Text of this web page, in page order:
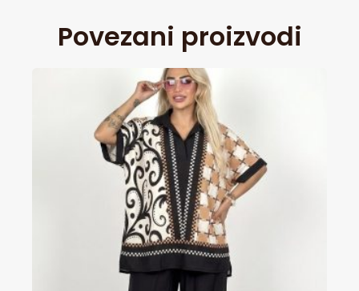
Povezani proizvodi